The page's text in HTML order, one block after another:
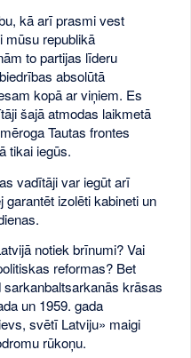
kā arī prasmi vest
mūsu republikā
to partijas līderu
absolūtā
kopā ar viņiem. Es
šajā atmodas laikmetā
Tautas frontes
tikai iegūs.
vadītāji var iegūt arī
izolēti kabineti un
notiek brīnumi? Vai
reformas? Bet
krāsas
un 1959. gada
svētī Latviju» maigi
rūkoņu.